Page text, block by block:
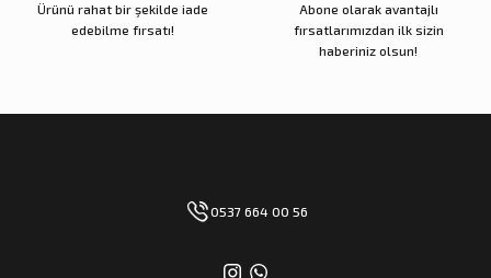
Ürünü rahat bir şekilde iade
edebilme fırsatı!
Abone olarak avantajlı
fırsatlarımızdan ilk sizin
haberiniz olsun!
0537 664 00 56